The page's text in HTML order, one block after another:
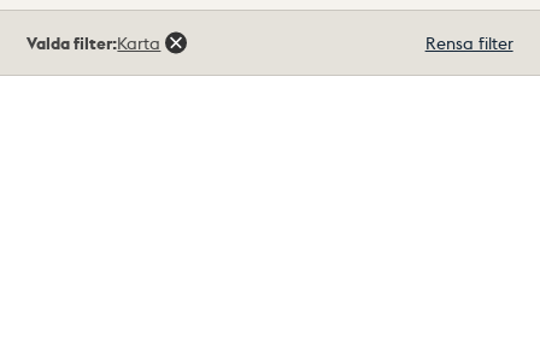
träffar
Valda filter:Karta Rensa filter